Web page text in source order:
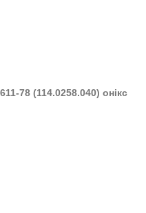
78 (114.0258.040) онікс